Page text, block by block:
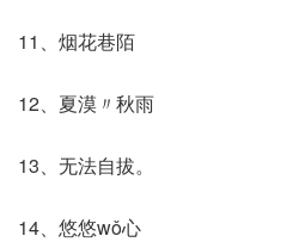
11、烟花巷陌
12、夏漠〃秋雨
13、无法自拔。
14、悠悠wǒ心